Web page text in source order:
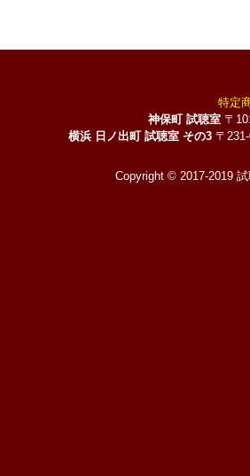
特定
神保町 試聴室 〒
横浜 日ノ出町 試聴室 その3 〒
Copyright © 2017-2019